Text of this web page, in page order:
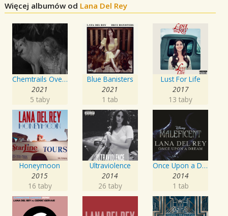
Więcej albumów od Lana Del Rey
Chemtrails Over The Country Club
2021
5 taby
Blue Banisters
2021
1 tab
Lust For Life
2017
13 taby
Honeymoon
2015
16 taby
Ultraviolence
2014
26 taby
Once Upon a Dream (from "Maleficent")
2014
1 tab